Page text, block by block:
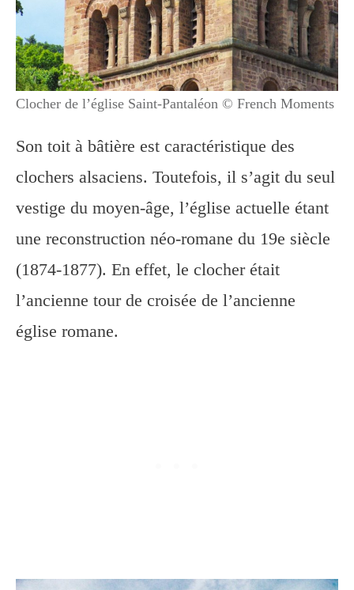
Clocher de l’église Saint-Pantaléon © French Moments
Son toit à bâtière est caractéristique des
clochers alsaciens. Toutefois, il s’agit du seul
vestige du moyen-âge, l’église actuelle étant
une reconstruction néo-romane du 19e siècle
(1874-1877). En effet, le clocher était
l’ancienne tour de croisée de l’ancienne
église romane.